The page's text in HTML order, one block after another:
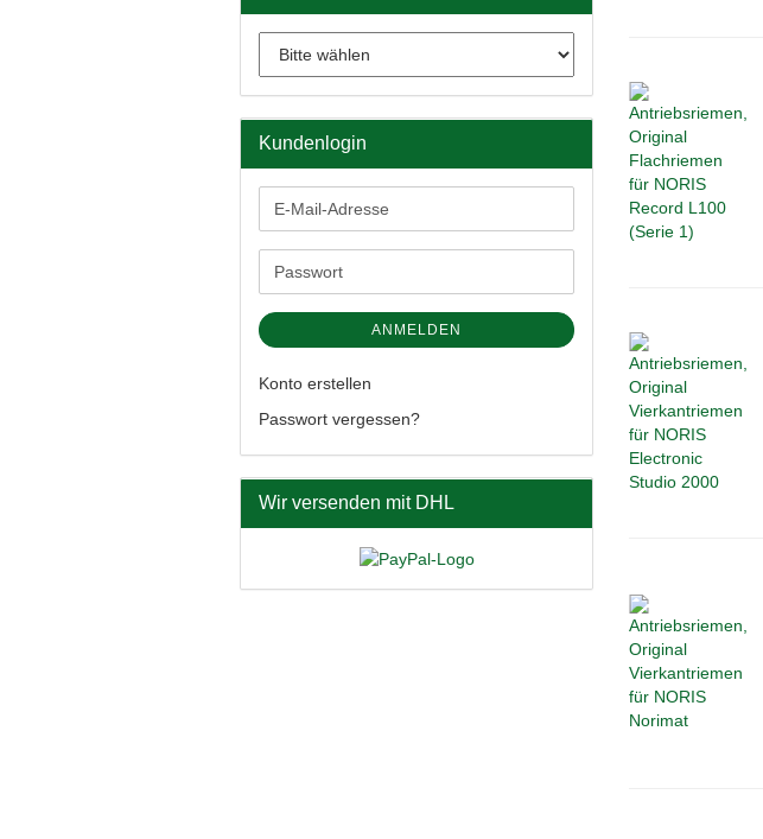
Kundenlogin
E-
Mail-
Adresse
Passwort
ANMELDEN
Konto erstellen
Passwort vergessen?
Wir versenden mit DHL